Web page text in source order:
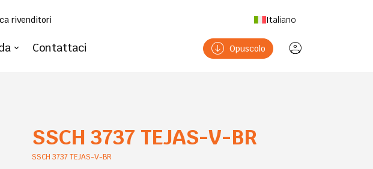
rivenditori Italiano
Contattaci Opuscolo
SSCH 3737 TEJAS-V-BR
SSCH 3737 TEJAS-V-BR